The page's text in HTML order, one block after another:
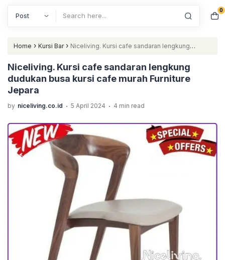
0
Home › Kursi Bar› Niceliving. Kursi cafe sandaran lengkung
dudukan busa kursi cafe murah Furniture Jepara
Niceliving. Kursi cafe sandaran lengkung
dudukan busa kursi cafe murah Furniture
Jepara
by niceliving.co.id . 5 April 2024 . 4 min read